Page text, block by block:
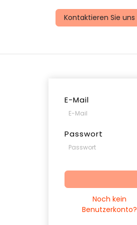
Kontaktieren Sie uns
E-Mail
Passwort
Noch kein
Benutzerkonto?